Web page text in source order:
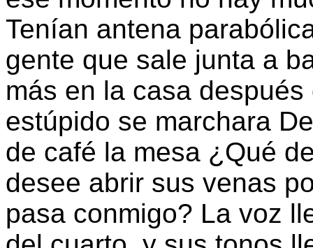
Tenían antena
gente que sale junta a
más en la casa
estúpido se marchara
de café la mesa ¿Qué
desee abrir sus venas
pasa conmigo? La voz